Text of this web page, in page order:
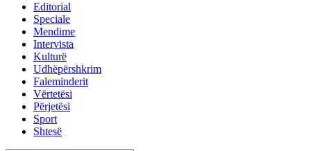
Editorial
Speciale
Mendime
Intervista
Kulturë
Udhëpërshkrim
Faleminderit
Vërtetësi
Përjetësi
Sport
Shtesë